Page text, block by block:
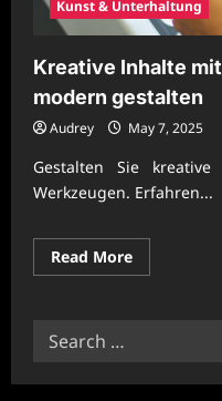
Kunst & Unterhaltung
Kreative Inhalte
modern gestalten
Audrey May 7, 2025
Gestalten Sie
Werkzeugen. Erfahren...
Read MoreRead
more
Search